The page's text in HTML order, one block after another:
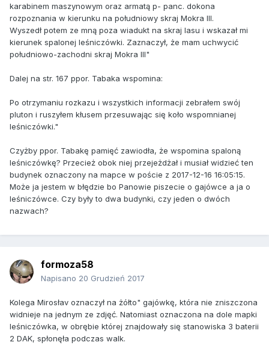
karabinem maszynowym oraz armatą p- panc. dokona
rozpoznania w kierunku na południowy skraj Mokra III.
Wyszedł potem ze mną poza wiadukt na skraj lasu i wskazał mi
kierunek spalonej leśniczówki. Zaznaczył, że mam uchwycić
południowo-zachodni skraj Mokra III"
Dalej na str. 167 ppor. Tabaka wspomina:
Po otrzymaniu rozkazu i wszystkich informacji zebrałem swój
pluton i ruszyłem kłusem przesuwając się koło wspomnianej
leśniczówki."
Czyżby ppor. Tabakę pamięć zawiodła, że wspomina spaloną
leśniczówkę? Przecież obok niej przejeżdżał i musiał widzieć ten
budynek oznaczony na mapce w poście z 2017-12-16 16:05:15.
Może ja jestem w błędzie bo Panowie piszecie o gajówce a ja o
leśniczówce. Czy były to dwa budynki, czy jeden o dwóch
nazwach?
formoza58
Napisano 20 Grudzień 2017
Kolega Mirosłav oznaczył na żółto" gajówkę, która nie zniszczona
widnieje na jednym ze zdjęć. Natomiast oznaczona na dole mapki
leśniczówka, w obrębie której znajdowały się stanowiska 3 baterii
2 DAK, spłonęła podczas walk.